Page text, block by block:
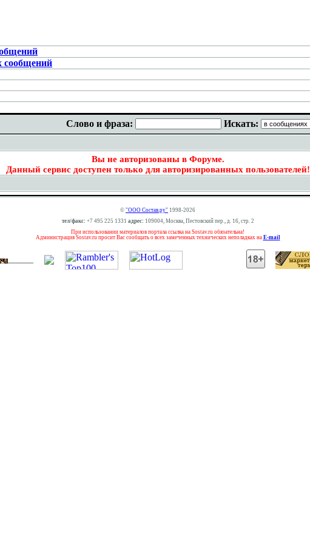
сообщений
Слово и фраза: Искать:
Вы не авторизованы в Форуме.
Данный сервис доступен только для авторизированных пользователей!
© "ООО Состав.ру" 1998-2026
тел/факс: +7 495 225 1331 адрес: 109004, Москва, Пестовский пер., д. 16, стр. 2
При использовании материалов портала ссылка на Sostav.ru обязательна!
Администрация Sostav.ru просит Вас сообщать о всех замеченных технических неполадках на E-mail